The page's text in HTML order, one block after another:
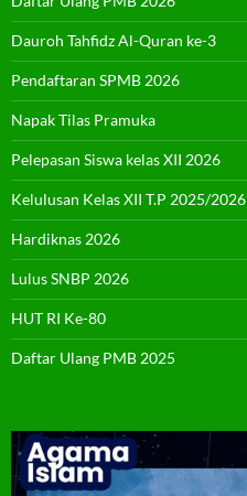
Dauroh Tahfidz Al-Quran ke-3
Pendaftaran SPMB 2026
Napak Tilas Pramuka
Pelepasan Siswa kelas XII 2026
Kelulusan Kelas XII T.P 2025/2026
Hardiknas 2026
Lulus SNBP 2026
HUT RI Ke-80
Daftar Ulang PMB 2025